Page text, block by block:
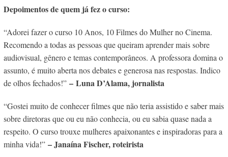
Depoimentos de quem já fez o curso:
“Adorei fazer o curso 10 Anos, 10 Filmes do Mulher no Cinema.
Recomendo a todas as pessoas que queiram aprender mais sobre
audiovisual, gênero e temas contemporâneos. A professora domina o
assunto, é muito aberta nos debates e generosa nas respostas. Indico
de olhos fechados!” – Luna D’Alama, jornalista
“Gostei muito de conhecer filmes que não teria assistido e saber mais
sobre diretoras que ou eu não conhecia, ou eu sabia quase nada a
respeito. O curso trouxe mulheres apaixonantes e inspiradoras para a
minha vida!”– Janaína Fischer, roteirista